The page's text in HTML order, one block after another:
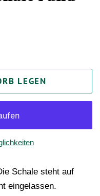
LEGEN
Schale steht auf
eingelassen.